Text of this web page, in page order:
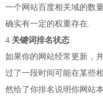
一个网站百度相关域的数
确实有一定的权重存在.
4. 关键词排名状态
如果你的网站经常更新，
过了一段时间可能在某些
然给了你排名说明你网站